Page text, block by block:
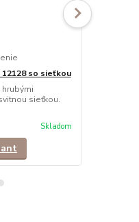
12128 so sieťkou
sieťkou.
Skladom